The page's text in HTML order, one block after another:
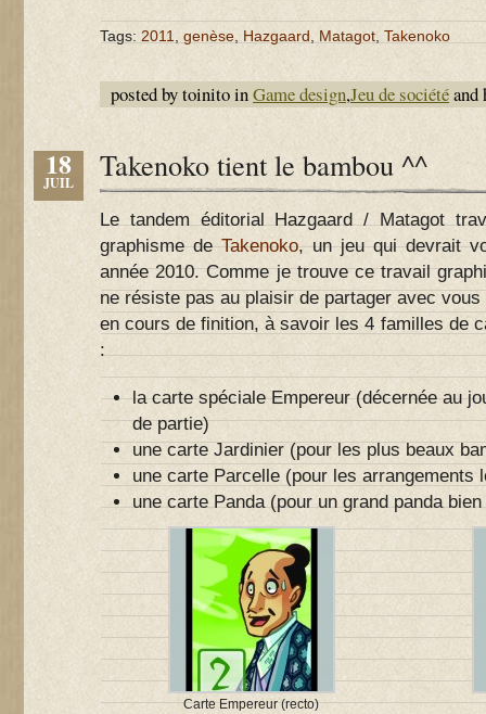
Tags: 2011 genèse Hazgaard Matagot Takenoko
posted by toinito inGame design,Jeu de sociétéand
18
JUIL Takenoko tient le bambou ^^
Le tandem éditorial Hazgaard / Matagot
graphisme deTakenoko, un jeu qui devrait
année 2010. Comme je trouve ce travail
ne résiste pas au plaisir de partager avec
en cours de finition, à savoir les 4 familles de
:
la carte spéciale Empereur (décernée au
de partie)
une carte Jardinier (pour les plus beaux
une carte Parcelle (pour les arrangements
une carte Panda (pour un grand panda
Carte Empereur (recto)